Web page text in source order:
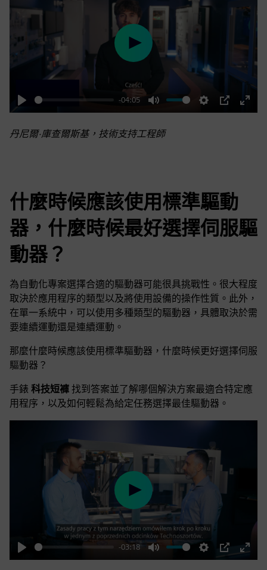
Play
-04:05
Mute Settings
PIP
Enter
Play
丹尼爾·庫查爾斯基，技術支持工程師
什麼時候應該使用標準驅動
器，什麼時候最好選擇伺服驅
動器？
為自動化專案選擇合適的驅動器可能很具挑戰性。很大程度
取決於應用程序的類型以及將使用設備的操作性質。此外，
在單一系統中，可以使用多種類型的驅動器，具體取決於需
要連續運動還是連續運動。
那麼什麼時候應該使用標準驅動器，什麼時候更好選擇伺服
驅動器？
手錶 科技短褲 找到答案並了解哪個解決方案最適合特定應
用程序，以及如何輕鬆為給定任務選擇最佳驅動器。
Play
-03:18
Mute Settings
PIP
Enter
Play